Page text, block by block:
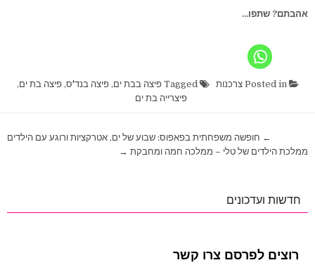
אהבתם? שתפו...
צרכנות פיצה בבת ים,פיצה בנד'ס,פיצה בת ים,
פיצרייה בת ים
← חופשה משפחתית בפאפוס: שבוע של ים, אטרקציות ורוגע עם הילדים
ממלכת הילדים של טלי – ממלכה חמה ומחבקת →
חדשות ועדכונים
רוצים לפרסם צרו קשר